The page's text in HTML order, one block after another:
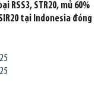
RSS3, STR20, mủ 60%
tại Indonesia đóng